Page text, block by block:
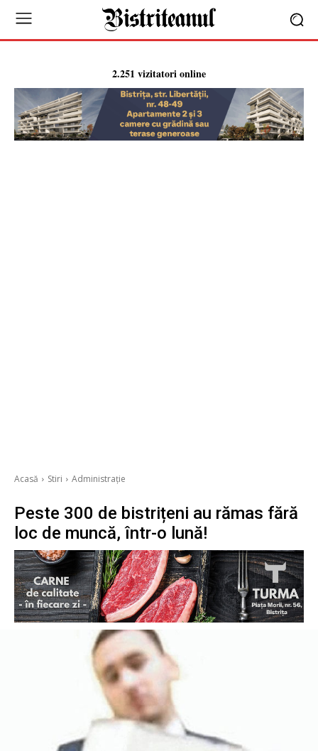
2.251 vizitatori online
Acasă Stiri Administrație
Peste 300 de bistrițeni au rămas fără
loc de muncă, într-o lună!